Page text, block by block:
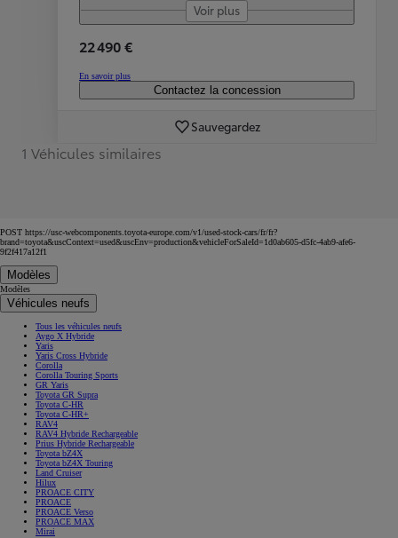
Voir plus
22 490 €
En savoir plus
Contactez la concession
Sauvegardez
1 Véhicules similaires
POST https://usc-webcomponents.toyota-europe.com/v1/used-stock-cars/fr/fr?
brand=toyota&uscContext=used&uscEnv=production&vehicleForSaleId=1d0ab605-d5fc-4ab9-afe6-
9f2f417a12f1
Modèles
Modèles
Véhicules neufs
Tous les véhicules neufs
Aygo X Hybride
Yaris
Yaris Cross Hybride
Corolla
Corolla Touring Sports
GR Yaris
Toyota GR Supra
Toyota C-HR
Toyota C-HR+
RAV4
RAV4 Hybride Rechargeable
Prius Hybride Rechargeable
Toyota bZ4X
Toyota bZ4X Touring
Land Cruiser
Hilux
PROACE CITY
PROACE
PROACE Verso
PROACE MAX
Mirai